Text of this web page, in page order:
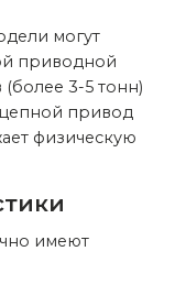
могут
приводной
3-5 тонн)
цепной привод
физическую
имеют